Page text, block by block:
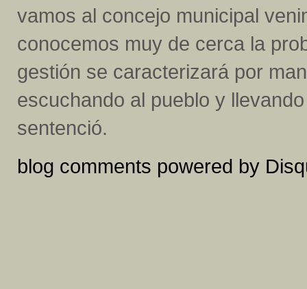
vamos al concejo municipal
conocemos muy de cerca la
gestión se caracterizará por
escuchando al pueblo y
sentenció.
blog comments powered by